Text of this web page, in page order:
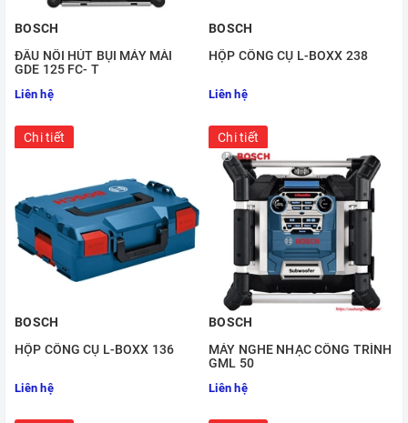
BOSCH
ĐẦU NỐI HÚT BỤI MÁY MÀI
GDE 125 FC- T
Liên hệ
Chi tiết
BOSCH
HỘP CÔNG CỤ L-BOXX 238
Liên hệ
Chi tiết
BOSCH
HỘP CÔNG CỤ L-BOXX 136
Liên hệ
BOSCH
MÁY NGHE NHẠC CÔNG TRÌNH
GML 50
Liên hệ